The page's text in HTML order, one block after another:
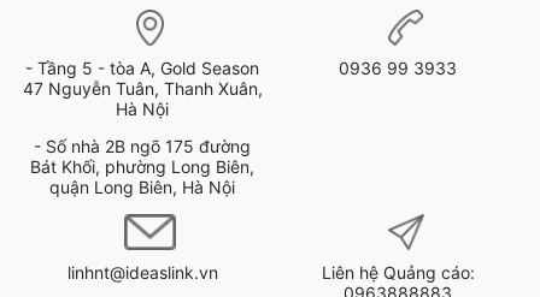
- Tầng 5 - tòa A, Gold Season
47 Nguyễn Tuân, Thanh Xuân,
Hà Nội
- Số nhà 2B ngõ 175 đường
Bát Khối, phường Long Biên,
quận Long Biên, Hà Nội
0936 99 3933
linhnt@ideaslink.vn
Liên hệ Quảng cáo: